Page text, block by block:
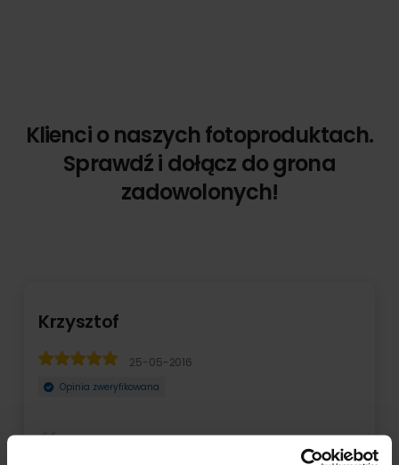
Klienci o naszych fotoproduktach.
Sprawdź i dołącz do grona
zadowolonych!
Krzysztof
25-05-2016
Opinia zweryfikowana